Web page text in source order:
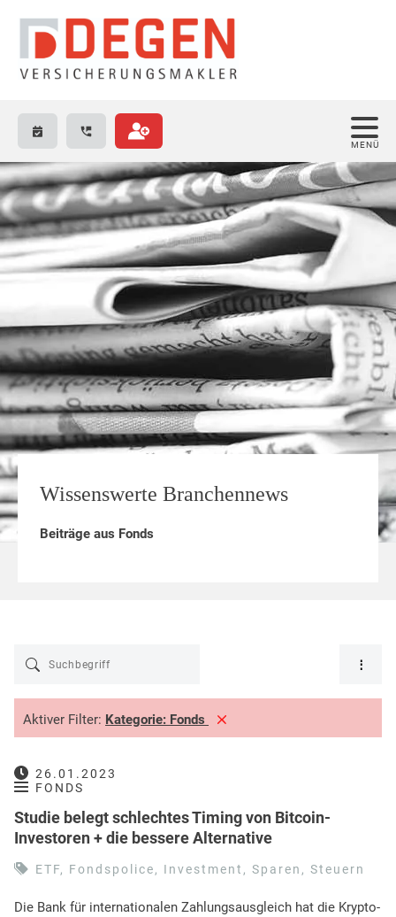
Wissenswerte Branchennews
Beiträge aus Fonds
Aktiver Filter: Kategorie: Fonds
26.01.2023
FONDS
Studie belegt schlechtes Timing von Bitcoin-
Investoren + die bessere Alternative
ETF, Fondspolice, Investment , Sparen , Steuern
Die Bank für internationalen Zahlungsausgleich hat die Krypto-